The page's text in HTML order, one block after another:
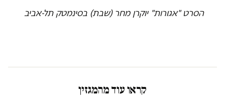
הסרט "אגורות" יוקרן מחר (שבת) בסינמטק תל-אביב
קראו עוד מהמגזין